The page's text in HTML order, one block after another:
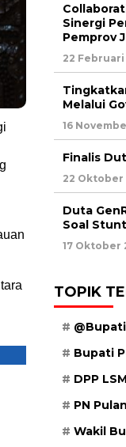
Sinergi
Pemprov
22 Februari
Melalui
16
Finalis
22 Oktober
Duta
Soal
17 Oktober
TOPIK
Bupati
DPP
PN
Wakil